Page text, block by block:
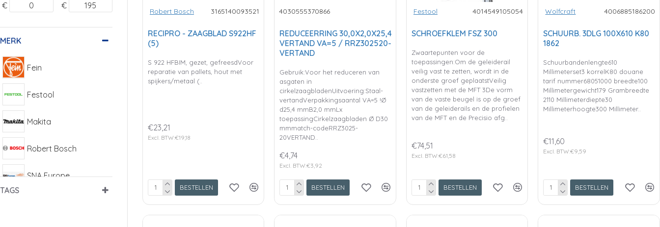
€ €
MERK
Fein
Festool
Makita
Robert Bosch
SNA Europe
TAGS
Robert Bosch 3165140093521
RECIPRO - ZAAGBLAD S922HF
(5)
S 922 HFBIM, gezet, gefreesdVoor
reparatie van pallets, hout met
spijkers/metaal (..
€23,21
Excl. BTW:€19,18
BESTELLEN
4030555370866
REDUCEERRING 30,0X2,0X25,4
VERTAND VA=5 / RRZ302520-
VERTAND
Gebruik:Voor het reduceren van
asgaten in
cirkelzaagbladenUitvoering:Staal-
vertandVerpakkingsaantal VA=5 !Ø
d25,4 mmB2,0 mmLx
toepassingCirkelzaagbladen Ø D30
mmmatch-codeRRZ3025-
20VERTAND..
€4,74
Excl. BTW:€3,92
BESTELLEN
Festool 4014549105054
SCHROEFKLEM FSZ 300
Zwaartepunten voor de
toepassingen:Om de geleiderail
veilig vast te zetten, wordt in de
onderste groef geplaatstVeilig
vastzetten met de MFT 3De vorm
van de vaste beugel is op de groef
van de geleiderails en de profielen
van de MFT en de Precisio afg..
€74,51
Excl. BTW:€61,58
BESTELLEN
Wolfcraft 4006885186200
SCHUURB. 3DLG 100X610 K80
1862
Schuurbandenlengte610
Millimeterset3 korrelK80 douane
tarif nummer68051000 breedte100
Millimetergewicht179 Grambreedte
2110 Millimeterdiepte30
Millimeterhoogte300 Millimeter..
€11,60
Excl. BTW:€9,59
BESTELLEN